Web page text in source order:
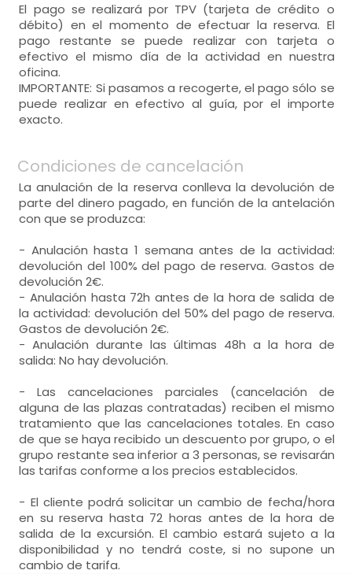
El pago se realizará por TPV (tarjeta de crédito o
débito) en el momento de efectuar la reserva. El
pago restante se puede realizar con tarjeta o
efectivo el mismo día de la actividad en nuestra
oficina.
IMPORTANTE: Si pasamos a recogerte, el pago sólo se
puede realizar en efectivo al guía, por el importe
exacto.
Condiciones de cancelación
La anulación de la reserva conlleva la devolución de
parte del dinero pagado, en función de la antelación
con que se produzca:
- Anulación hasta 1 semana antes de la actividad:
devolución del 100% del pago de reserva. Gastos de
devolución 2€.
- Anulación hasta 72h antes de la hora de salida de
la actividad: devolución del 50% del pago de reserva.
Gastos de devolución 2€.
- Anulación durante las últimas 48h a la hora de
salida: No hay devolución.
- Las cancelaciones parciales (cancelación de
alguna de las plazas contratadas) reciben el mismo
tratamiento que las cancelaciones totales. En caso
de que se haya recibido un descuento por grupo, o el
grupo restante sea inferior a 3 personas, se revisarán
las tarifas conforme a los precios establecidos.
- El cliente podrá solicitar un cambio de fecha/hora
en su reserva hasta 72 horas antes de la hora de
salida de la excursión. El cambio estará sujeto a la
disponibilidad y no tendrá coste, si no supone un
cambio de tarifa.